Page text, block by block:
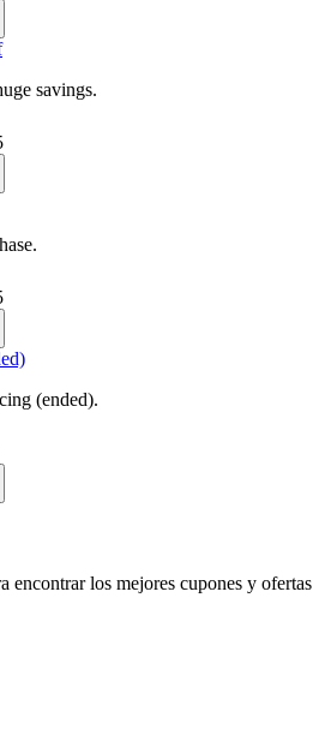
savings.
(ended).
encontrar los mejores cupones y ofertas